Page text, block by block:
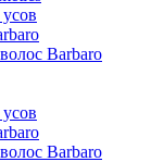
Barbaro
Barbaro